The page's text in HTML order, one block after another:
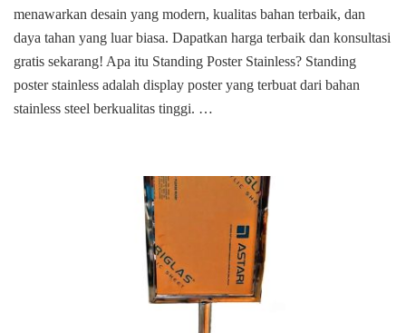
stainless
kelapa
gading
jakarta
menawarkan desain yang modern, kualitas bahan terbaik, dan
daya tahan yang luar biasa. Dapatkan harga terbaik dan konsultasi
gratis sekarang! Apa itu Standing Poster Stainless? Standing
poster stainless adalah display poster yang terbuat dari bahan
stainless steel berkualitas tinggi. …